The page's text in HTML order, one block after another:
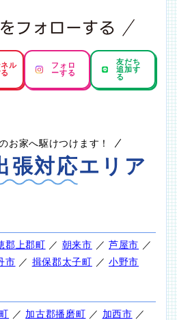
ル
フォロ
ーする
友だち
追加す
る
お家へ駆けつけます！
張対応エリア
郡上郡町 ／ 朝来市 ／ 芦屋市 ／
市 ／ 揖保郡太子町 ／ 小野市
／ 加古郡播磨町 ／ 加西市 ／